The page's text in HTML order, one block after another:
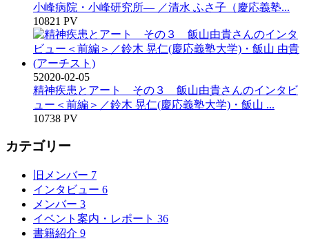
小峰病院・小峰研究所― ／清水 ふさ子（慶応義塾...
10821 PV
52020-02-05
精神疾患とアート その３ 飯山由貴さんのインタビ
ュー＜前編＞／鈴木 晃仁(慶応義塾大学)・飯山 ...
10738 PV
カテゴリー
旧メンバー 7
インタビュー 6
メンバー 3
イベント案内・レポート 36
書籍紹介 9